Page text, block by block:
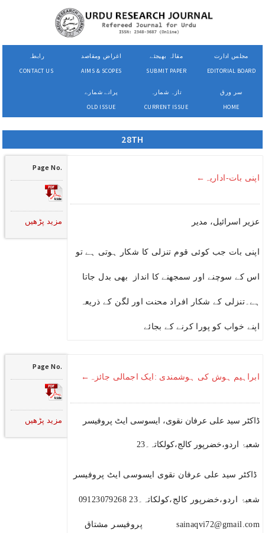
رابطہ
CONTACT US
اغراض ومقاصد
AIMS & SCOPES
مقالہ بھیجئے
SUBMIT PAPER
مجلس ادارت
EDITORIAL BOARD
پرانے شمارے
OLD ISSUE
تازہ شمارہ
CURRENT ISSUE
سر ورق
HOME
28TH
اپنی بات-اداریہ←
عزیر اسرائیل، مدیر
اپنی بات جب کوئی قوم تنزلی کا شکار ہوتی ہے تو
اس کے سوچنے اور سمجھنے کا انداز بھی بدل جاتا
ہے۔تنزلی کے شکار افراد محنت اور لگن کے ذریعہ
اپنے خواب کو پورا کرنے کے بجائے
Page No.
مزید پڑھیں
ابراہیم ہوش کی ہوشمندی :ایک اجمالی جائزہ←
شعبۂ اردو،خضرپور کالج،کولکاتہ۔23
ڈاکٹر سید علی عرفان نقوی ایسوسی ایٹ پروفیسر
شعبۂ اردو،خضرپور کالج،کولکاتہ۔23 09123079268
sainaqvi72@gmail.com پروفیسر مشتاق
Page No.
مزید پڑھیں